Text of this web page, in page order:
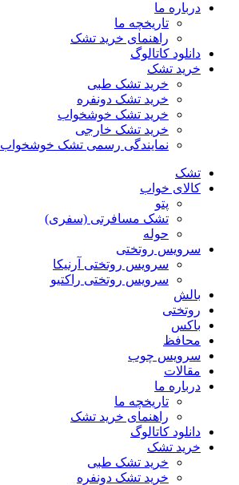
درباره ما
تاریخچه ما
راهنمای خرید تشک
دانلود کاتالوگ
خرید تشک
خرید تشک طبی
خرید تشک دونفره
خرید تشک خوشخواب
خرید تشک خارجی
نمایندگی رسمی تشک خوشخواب
تشک
کالای خواب
پتو
تشک مسافرتی (سفری)
حوله
سرویس روتختی
سرویس روتختی آرنیکا
سرویس روتختی راکتیو
بالش
روتختی
باکس
محافظ
سرویس چوب
مقالات
درباره ما
تاریخچه ما
راهنمای خرید تشک
دانلود کاتالوگ
خرید تشک
خرید تشک طبی
خرید تشک دونفره